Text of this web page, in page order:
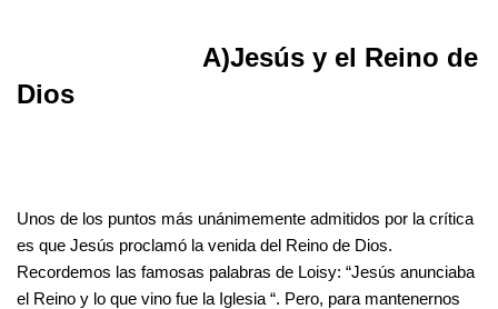
A)Jesús y el Reino de
Dios
Unos de los puntos más unánimemente admitidos por la crítica
es que Jesús proclamó la venida del Reino de Dios.
Recordemos las famosas palabras de Loisy: “Jesús anunciaba
el Reino y lo que vino fue la Iglesia “. Pero, para mantenernos